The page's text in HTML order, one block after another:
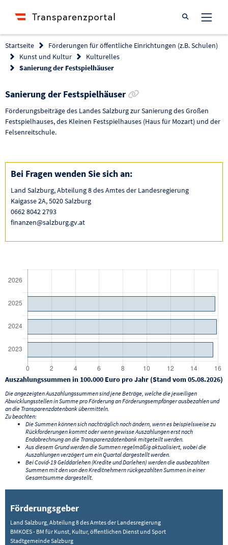
Suche öffnen
Startseite
Förderungen für öffentliche Einrichtungen (z.B. Schulen)
Kunst und Kultur
Kulturelles
Sanierung der Festspielhäuser
Sanierung der Festspielhäuser
Förderungsbeiträge des Landes Salzburg zur Sanierung des Großen
Festspielhauses, des Kleinen Festspielhauses (Haus für Mozart) und der
Felsenreitschule.
Bei Fragen wenden Sie sich an:
Land Salzburg, Abteilung 8 des Amtes der Landesregierung
Kaigasse 2A, 5020 Salzburg
0662 8042 2793
finanzen@salzburg.gv.at
Auszahlungssummen in 100.000 Euro pro Jahr (Stand vom 05.08.2026)
Die angezeigten Auszahlungssummen sind jene Beträge, welche die jeweiligen
Abwicklungsstellen in Summe pro Förderung an Förderungsempfänger ausbezahlen und
an die Transparenzdatenbank übermitteln.
Zu beachten:
Die Summen können sich nachträglich noch ändern, wenn es beispielsweise zu
Rückforderungen kommt oder wenn gewisse Auszahlungen erst nach
Endabrechnung an die Transparenzdatenbank mitgeteilt werden.
Aus diesem Grund werden die Summen regelmäßig aktualisiert, wobei die
Auszahlungen verzögert um ein Quartal dargestellt werden.
Bei Covid-19 Gelddarlehen (Kredite und Darlehen) werden die ausbezahlten
Summen mit den von den Kreditnehmern rückgezahlten Summen in einer
Gesamtsumme dargestellt.
Förderungsgeber
Land Salzburg, Abteilung 8 des Amtes der Landesregierung
BMKOES - BM für Kunst, Kultur, öffentlichen Dienst und Sport
Stadtgemeinde Salzburg